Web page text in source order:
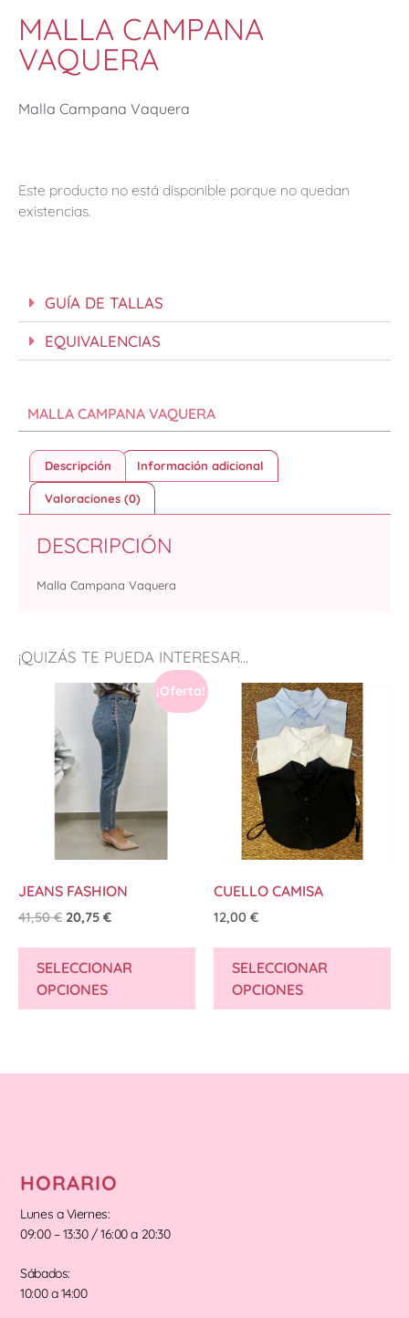
MALLA CAMPANA
VAQUERA
Malla Campana Vaquera
Este producto no está disponible porque no quedan
existencias.
GUÍA DE TALLAS
EQUIVALENCIAS
¡QUIZÁS TE PUEDA INTERESAR...
¡Oferta!
JEANS FASHION
41,50€ 20,75 €
SELECCIONAR
OPCIONES
CUELLO CAMISA
12,00 €
SELECCIONAR
OPCIONES
MALLA CAMPANA VAQUERA
Descripción Información adicional
Valoraciones (0)
DESCRIPCIÓN
Malla Campana Vaquera
HORARIO
Lunes a Viernes:
09:00 – 13:30 / 16:00 a 20:30
Sábados:
10:00 a 14:00